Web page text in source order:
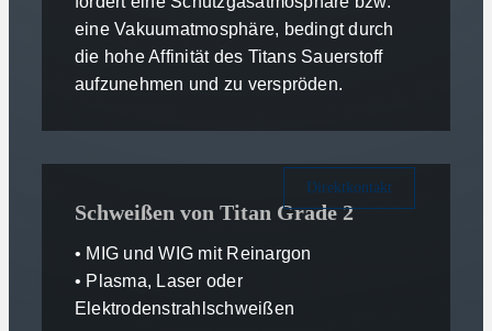
Direktkontakt
eine Vakuumatmosphäre, bedingt durch
die hohe Affinität des Titans Sauerstoff
aufzunehmen und zu verspröden.
Schweißen von Titan Grade 2
• MIG und WIG mit Reinargon
• Plasma, Laser oder
Elektrodenstrahlschweißen